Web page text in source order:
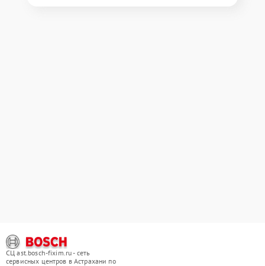
СЦ ast.bosch-fixim.ru - сеть
сервисных центров в Астрахани по